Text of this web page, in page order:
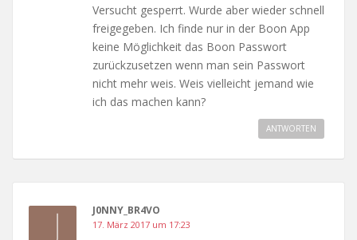
Versucht gesperrt. Wurde aber wieder schnell
freigegeben. Ich finde nur in der Boon App
keine Möglichkeit das Boon Passwort
zurückzusetzen wenn man sein Passwort
nicht mehr weis. Weis vielleicht jemand wie
ich das machen kann?
ANTWORTEN
J0NNY_BR4VO
17. März 2017 um 17:23